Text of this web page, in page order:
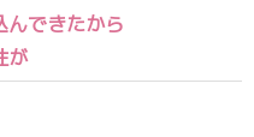
んできたから
が